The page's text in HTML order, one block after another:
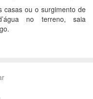
casas ou o surgimento de
no terreno, saia